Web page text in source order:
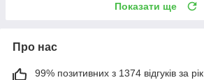
Показати ще
Про нас
99% позитивних з 1374 відгуків за рік